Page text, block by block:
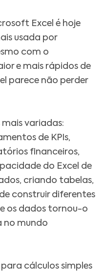
Excel é hoje
usada por
com o
e mais rápidos de
parece não perder
variadas:
de KPIs,
financeiros,
do Excel de
criando tabelas,
construir diferentes
os dados tornou-o
no mundo
cálculos simples